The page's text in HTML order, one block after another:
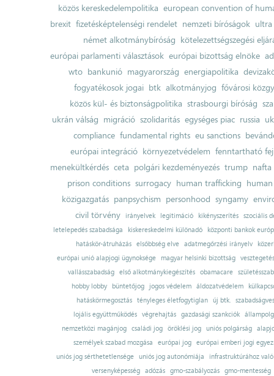
közös kereskedelempolitika european convention of
brexit fizetésképtelenségi rendelet nemzeti bíróságok ultra
német alkotmánybíróság kötelezettségszegési
európai parlamenti választások európai bizottság elnöke
wto bankunió magyarország energiapolitika
fogyatékosok jogai btk alkotmányjog fővárosi
közös kül- és biztonságpolitika strasbourgi bíróság
ukrán válság migráció szolidaritás egységes piac russia
compliance fundamental rights eu sanctions
európai integráció környezetvédelem fenntartható
menekültkérdés ceta polgári kezdeményezés trump nafta
prison conditions surrogacy human trafficking
közigazgatás panpsychism personhood syngamy
civil törvény
irányelvek legitimáció kikényszerítés szociális
letelepedés szabadsága
kiskereskedelmi különadó
központi bankok
hatáskör-átruházás
elsőbbség elve adatmegőrzési irányelv
európai unió alapjogi ügynoksége
magyar helsinki bizottság
vesztegetés
vallásszabadság
első alkotmánykiegészítés obamacare
hobby lobby
büntetőjog jogos védelem áldozatvédelem
hatáskörmegosztás tényleges életfogytiglan új btk.
lojális együttműködés
végrehajtás gazdasági szankciók
nemzetközi magánjog
családi jog öröklési jog uniós polgárság
személyek szabad mozgása
európai jog európai emberi jogi
uniós jog sérthetetlensége uniós jog autonómiája
infrastruktúrához
versenyképesség adózás gmo-szabályozás gmo-mentesség